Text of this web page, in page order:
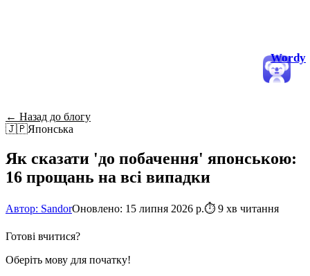
Wordy
← Назад до блогу
🇯🇵Японська
Як сказати 'до побачення' японською:
16 прощань на всі випадки
Автор: SandorОновлено: 15 липня 2026 р.⏱ 9 хв читання
Готові вчитися?
Оберіть мову для початку!